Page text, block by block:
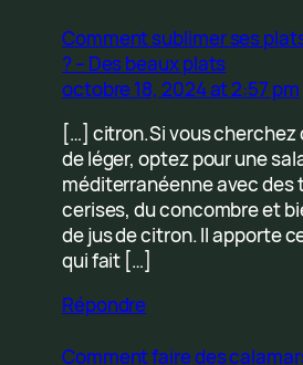
Comment sublimer ses
? – Des beaux plats
octobre 18, 2024 at 2:57 pm
[…] citron.Si vous cherchez
de léger, optez pour une
méditerranéenne avec des
cerises, du concombre et
de jus de citron. Il apporte
qui fait […]
Répondre
Comment faire des